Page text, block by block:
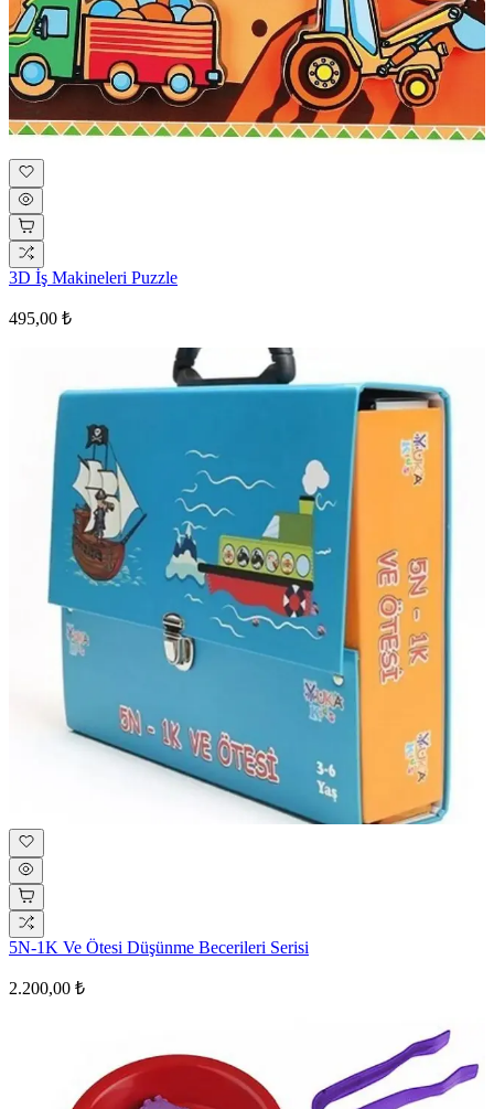
3D İş Makineleri Puzzle
495,00 ₺
5N-1K Ve Ötesi Düşünme Becerileri Serisi
2.200,00 ₺